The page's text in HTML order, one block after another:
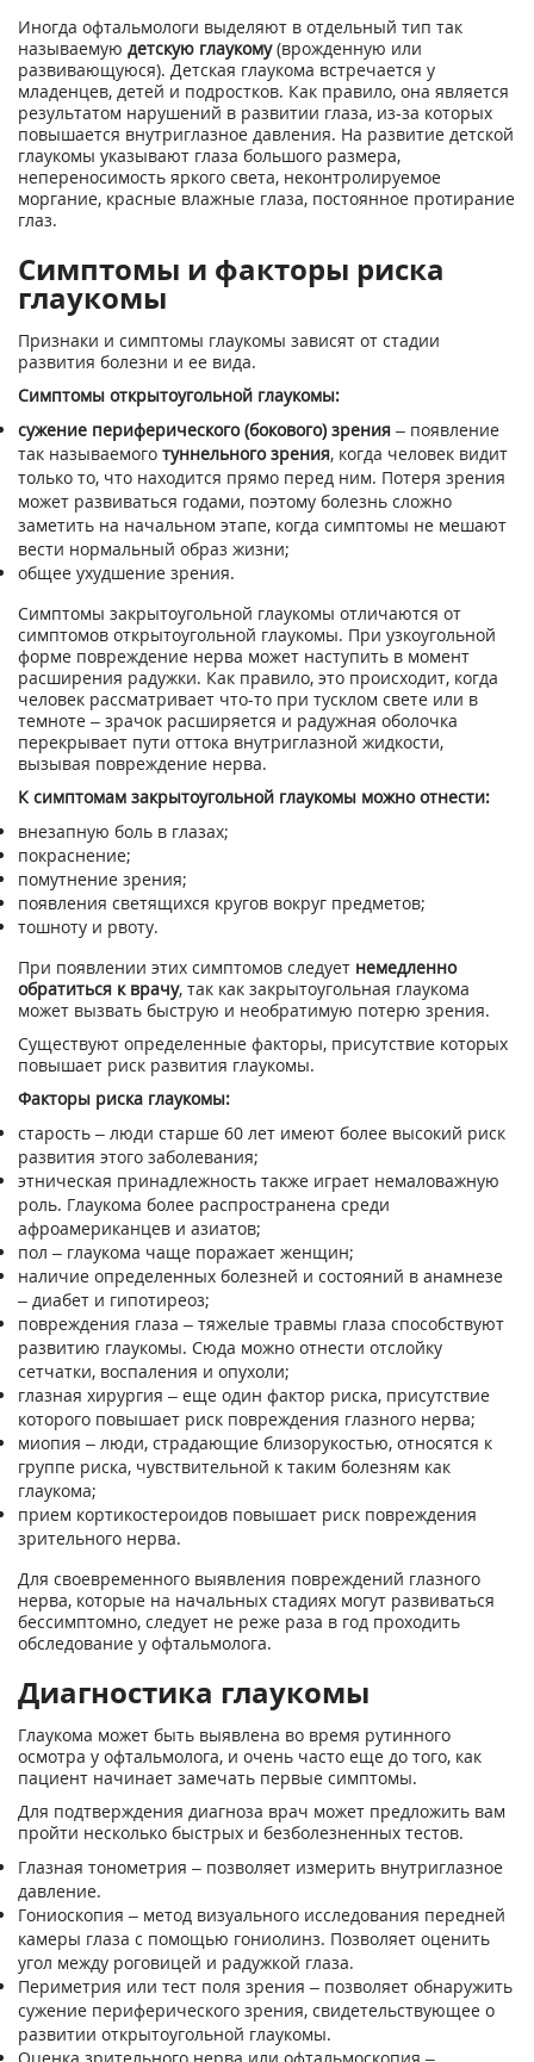
Иногда офтальмологи выделяют в отдельный тип так
называемую детскую глаукому(врожденную или
развивающуюся). Детская глаукома встречается у
младенцев, детей и подростков. Как правило, она является
результатом нарушений в развитии глаза, из-за которых
повышается внутриглазное давления. На развитие детской
глаукомы указывают глаза большого размера,
непереносимость яркого света, неконтролируемое
моргание, красные влажные глаза, постоянное протирание
глаз.
Симптомы и факторы риска
глаукомы
Признаки и симптомы глаукомы зависят от стадии
развития болезни и ее вида.
Симптомы открытоугольной глаукомы:
сужение периферического (бокового) зрения – появление
так называемого туннельного зрения, когда человек видит
только то, что находится прямо перед ним. Потеря зрения
может развиваться годами, поэтому болезнь сложно
заметить на начальном этапе, когда симптомы не мешают
вести нормальный образ жизни;
общее ухудшение зрения.
Симптомы закрытоугольной глаукомы отличаются от
симптомов открытоугольной глаукомы. При узкоугольной
форме повреждение нерва может наступить в момент
расширения радужки. Как правило, это происходит, когда
человек рассматривает что-то при тусклом свете или в
темноте – зрачок расширяется и радужная оболочка
перекрывает пути оттока внутриглазной жидкости,
вызывая повреждение нерва.
К симптомам закрытоугольной глаукомы можно отнести:
внезапную боль в глазах;
покраснение;
помутнение зрения;
появления светящихся кругов вокруг предметов;
тошноту и рвоту.
При появлении этих симптомов следует немедленно
обратиться к врачу, так как закрытоугольная глаукома
может вызвать быструю и необратимую потерю зрения.
Существуют определенные факторы, присутствие которых
повышает риск развития глаукомы.
Факторы риска глаукомы:
старость – люди старше 60 лет имеют более высокий риск
развития этого заболевания;
этническая принадлежность также играет немаловажную
роль. Глаукома более распространена среди
афроамериканцев и азиатов;
пол – глаукома чаще поражает женщин;
наличие определенных болезней и состояний в анамнезе
– диабет и гипотиреоз;
повреждения глаза – тяжелые травмы глаза способствуют
развитию глаукомы. Сюда можно отнести отслойку
сетчатки, воспаления и опухоли;
глазная хирургия – еще один фактор риска, присутствие
которого повышает риск повреждения глазного нерва;
миопия – люди, страдающие близорукостью, относятся к
группе риска, чувствительной к таким болезням как
глаукома;
прием кортикостероидов повышает риск повреждения
зрительного нерва.
Для своевременного выявления повреждений глазного
нерва, которые на начальных стадиях могут развиваться
бессимптомно, следует не реже раза в год проходить
обследование у офтальмолога.
Диагностика глаукомы
Глаукома может быть выявлена во время рутинного
осмотра у офтальмолога, и очень часто еще до того, как
пациент начинает замечать первые симптомы.
Для подтверждения диагноза врач может предложить вам
пройти несколько быстрых и безболезненных тестов.
Глазная тонометрия – позволяет измерить внутриглазное
давление.
Гониоскопия – метод визуального исследования передней
камеры глаза с помощью гониолинз. Позволяет оценить
угол между роговицей и радужкой глаза.
Периметрия или тест поля зрения – позволяет обнаружить
сужение периферического зрения, свидетельствующее о
развитии открытоугольной глаукомы.